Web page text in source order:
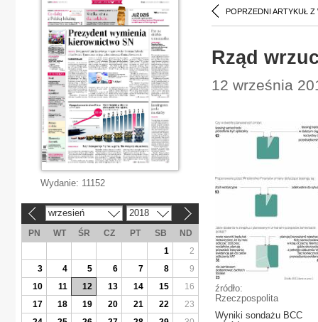
POPRZEDNI ARTYKUŁ Z
Rząd
12 września
źródło:
Rzeczpospolita
Wyniki sondażu BCC
Wydanie: 11152
wrzesień 2018
PN WT ŚR CZ PT SB
ND
1
2
3
4 5 6 7 8
9
10
11 12 13 14 15
16
17
18 19 20 21 22
23